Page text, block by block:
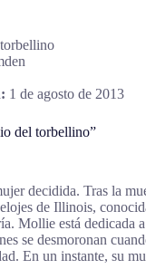
1 de agosto de 2013
del torbellino”
decidida. Tras la
de Illinois,
Mollie está dedicada
se desmoronan
En un instante, su